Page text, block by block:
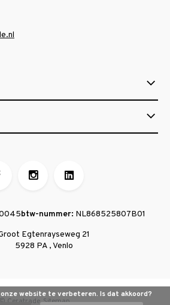
Egtenrayseweg 21
5928 PA , Venlo
btw-nummer: NL868525807B01
© Ceratrade Sitemap
onze website te verbeteren. Is dat akkoord?